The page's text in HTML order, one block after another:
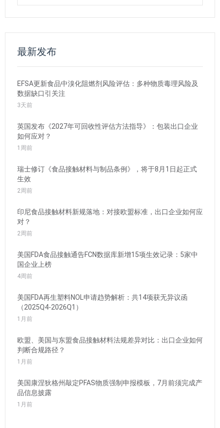
最新发布
EFSA更新食品中溴化阻燃剂风险评估：多种物质毒理风险及
数据缺口引关注
3天前
英国发布《2027年可回收性评估方法指导》：包装出口企业
如何应对？
1周前
瑞士修订《食品接触材料与制品条例》，将于8月1日起正式
生效
2周前
印尼食品接触材料新规落地：对接欧盟标准，出口企业如何应
对？
2周前
美国FDA食品接触通告FCN数据库新增15项生效记录：5家中
国企业上榜
4周前
美国FDA再生塑料NOL申请趋势解析：共14项获无异议函
（2025Q4-2026Q1）
1月前
欧盟、美国与东盟食品接触材料法规差异对比：出口企业如何
判断合规路径？
1月前
美国康涅狄格州敲定PFAS物质强制申报模板，7月前须完成产
品信息披露
1月前